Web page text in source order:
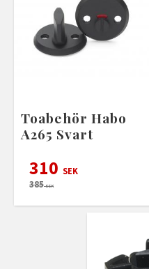
Toabehör Habo
A265 Svart
310 SEK
385SEK